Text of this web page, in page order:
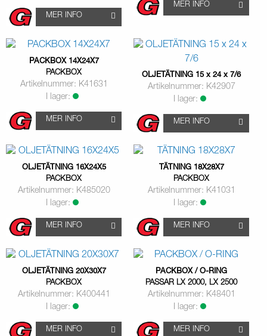
MER INFO
MER INFO
PACKBOX 14X24X7
PACKBOX
Artikelnummer: K41631
I lager:
MER INFO
OLJETÄTNING 15 x 24 x 7/6
Artikelnummer: K42907
I lager:
MER INFO
OLJETÄTNING 16X24X5
PACKBOX
Artikelnummer: K485020
I lager:
MER INFO
TÄTNING 18X28X7
PACKBOX
Artikelnummer: K41031
I lager:
MER INFO
OLJETÄTNING 20X30X7
PACKBOX
Artikelnummer: K400441
I lager:
MER INFO
PACKBOX / O-RING
PASSAR LX 2000, LX 2500
Artikelnummer: K48401
I lager:
MER INFO